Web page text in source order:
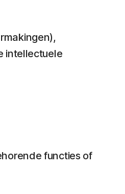
intellectuele
functies of